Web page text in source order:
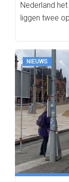
Nederland
liggen twee
NIEUWS